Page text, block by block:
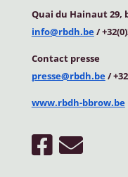
Quai du Hainaut 29,
info@rbdh.be/
Contact presse
presse@rbdh.be/ +32
www.rbdh-bbrow.be